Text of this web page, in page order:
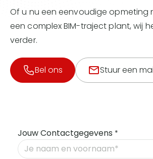
Of u nu een eenvoudige opmeting
een complex BIM-traject plant, wij
verder.
Bel ons Stuur een